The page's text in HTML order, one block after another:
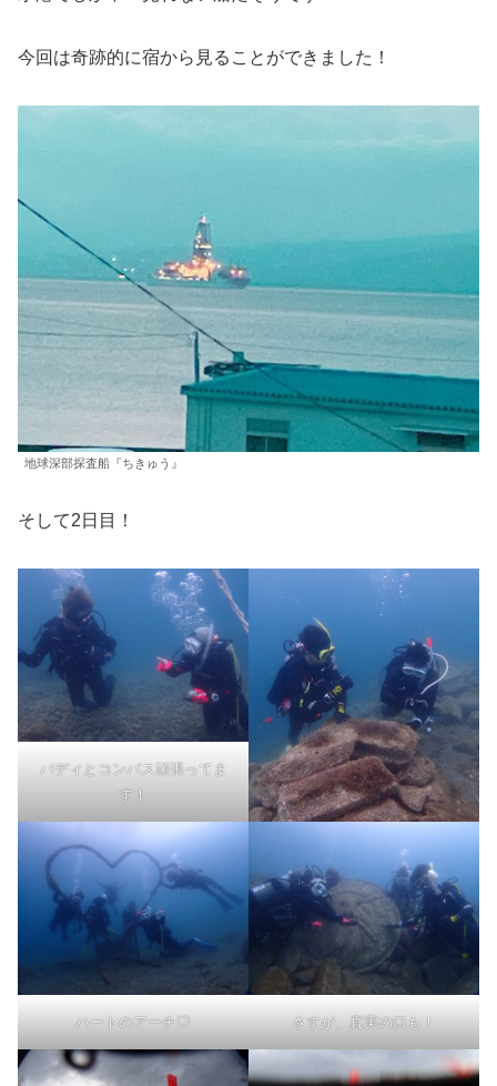
今回は奇跡的に宿から見ることができました！
地球深部探査船『ちきゅう』
そして2日目！
バディとコンパス頑張ってま
す！
ハートのアーチ♡ さすが、真実の口も！